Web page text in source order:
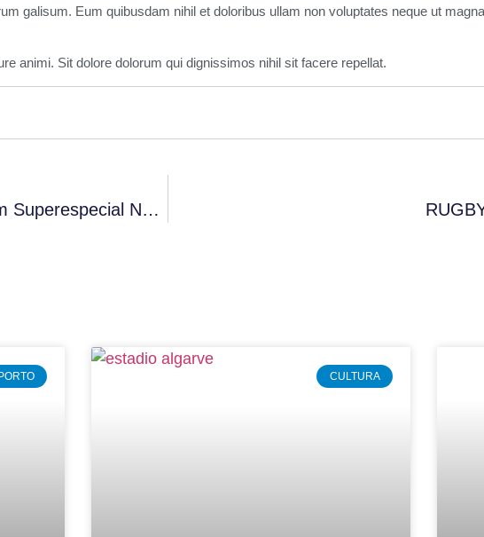
galisum. Eum quibusdam nihil et doloribus ullam non voluptates neque ut
animi. Sit dolore dolorum qui dignissimos nihil sit facere repellat.
Rally De Portugal Arranca Hoje Com Superespecial No Estádio Algarve
CULTURA